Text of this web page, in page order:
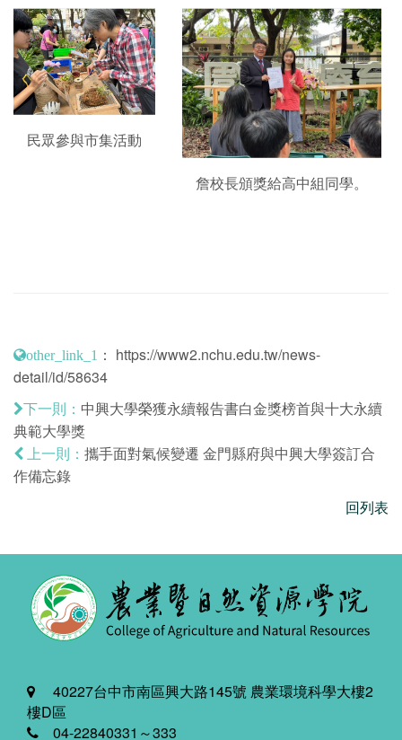
民眾參與市集活動
詹校長頒獎給高中組同學。
other_link_1 ： https://www2.nchu.edu.tw/news-
detail/id/58634
下一則： 中興大學榮獲永續報告書白金獎榜首與十大永續
典範大學獎
上一則： 攜手面對氣候變遷 金門縣府與中興大學簽訂合
作備忘錄
回列表
40227台中市南區興大路145號 農業環境科學大樓2
樓D區
04-22840331～333